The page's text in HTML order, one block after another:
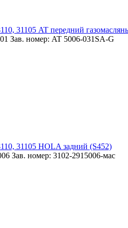
31105 AT передний
Зав. номер: AT 5006-031SA-G
31105 HOLA задний (S452)
Зав. номер: 3102-2915006-мас